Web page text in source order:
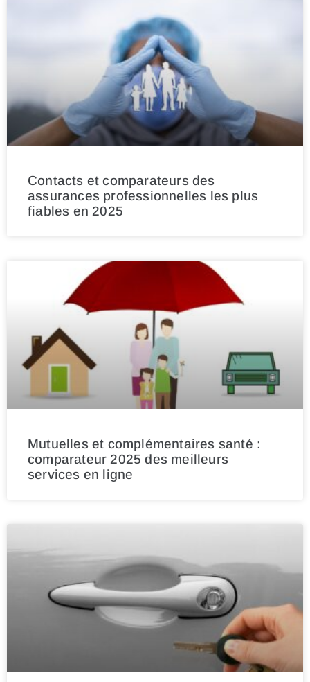
Contacts et comparateurs des
assurances professionnelles les plus
fiables en 2025
Mutuelles et complémentaires santé :
comparateur 2025 des meilleurs
services en ligne